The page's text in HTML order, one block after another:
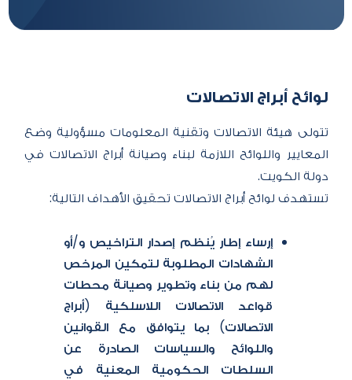
لوائح أبرا​​ج الاتصالات
تتولى هيئة الاتصالات وتقنية المعلومات مسؤولية وضع
المعايير واللوائح اللازمة لبناء وصيانة أبراج الاتصالات في
تستهدف لوائح أبراج الاتصالات تحقيق الأهداف التالية:​
إرساء إطار يُنظم إصدار التراخيص و/أو
الشهادات المطلوبة لتمكين المرخص
لهم من بناء وتطوير وصيانة محطات
قواعد الاتصالات اللاسلكية (أبراج
الاتصالات) بما يتوافق مع القوانين
واللوائح والسياسات الصادرة عن
السلطات الحكومية المعنية في